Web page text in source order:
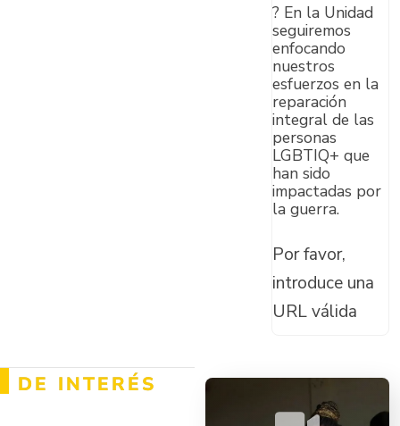
? En la Unidad
seguiremos
enfocando
nuestros
esfuerzos en la
reparación
integral de las
personas
LGBTIQ+ que
han sido
impactadas por
la guerra.
Por favor,
introduce una
URL válida
DE INTERÉS